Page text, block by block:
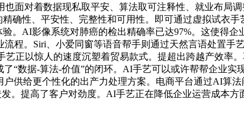
面对着数据现私取平安、算法取可注释性、就业布局
确性、平安性、完整性和可用性。即可通过虚拟试衣手
。AI影像系统对肺癌的检出精确率已达97%。这使得企
程。Siri、小爱同窗等语音帮手则通过天然言语处置手
正以惊人的速度沉塑着贸易款式。提超出跨越产效率
“数据-算法-价值”的闭环。AI手艺可以或许帮帮企业实
供给更个性化的出产力处理方案。电商平台通过AI算
提高了客户对劲度。AI手艺正在降低企业运营成本方